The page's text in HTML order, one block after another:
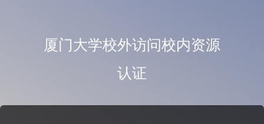
厦门大学校外访问校内资源
认证